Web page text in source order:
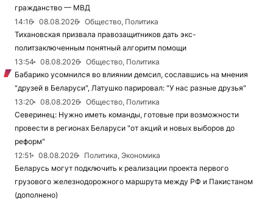
гражданство — МВД
14:16
08.08.2026
Общество, Политика
Тихановская призвала правозащитников дать экс-
политзаключенным понятный алгоритм помощи
13:54
08.08.2026
Общество, Политика
Бабарико усомнился во влиянии демсил, сославшись на мнения
"друзей в Беларуси", Латушко парировал: "У нас разные друзья"
13:20
08.08.2026
Общество, Политика
Северинец: Нужно иметь команды, готовые при возможности
провести в регионах Беларуси "от акций и новых выборов до
реформ"
12:51
08.08.2026
Политика, Экономика
Беларусь могут подключить к реализации проекта первого
грузового железнодорожного маршрута между РФ и Пакистаном
(дополнено)